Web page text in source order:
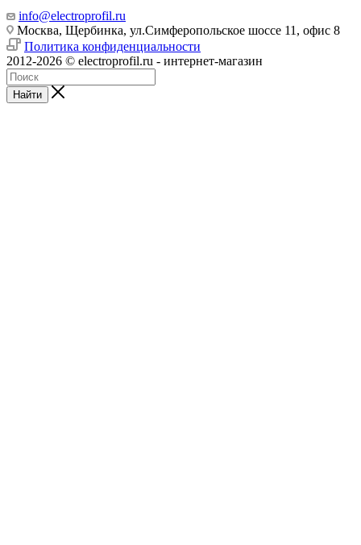
info@electroprofil.ru
Москва, Щербинка, ул.Симферопольское шоссе 11, офис 8
Политика конфиденциальности
2012-2026 © electroprofil.ru - интернет-магазин
Найти